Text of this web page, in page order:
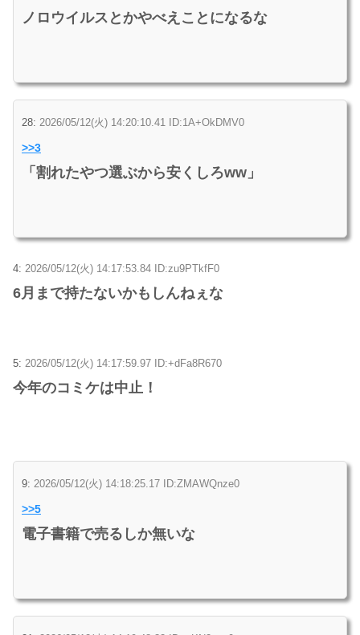
ノロウイルスとかやべえことになるな
28: 2026/05/12(火) 14:20:10.41 ID:1A+OkDMV0
>>3
「割れたやつ選ぶから安くしろww」
4: 2026/05/12(火) 14:17:53.84 ID:zu9PTkfF0
6月まで持たないかもしんねぇな
5: 2026/05/12(火) 14:17:59.97 ID:+dFa8R670
今年のコミケは中止！
9: 2026/05/12(火) 14:18:25.17 ID:ZMAWQnze0
>>5
電子書籍で売るしか無いな